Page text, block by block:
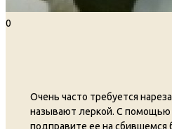
0
Очень часто требуется
называют леркой. С помощью
подправите ее на сбившемся